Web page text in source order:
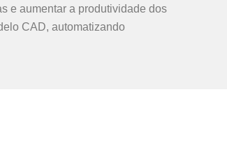
e aumentar a produtividade dos
CAD, automatizando